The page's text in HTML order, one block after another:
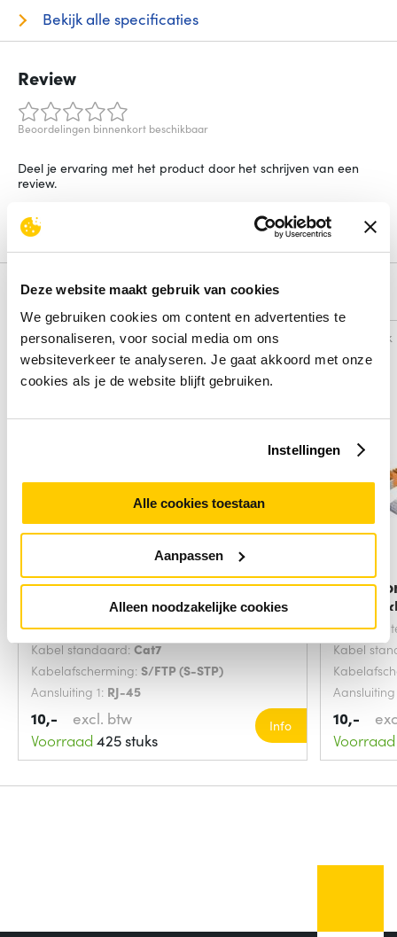
Deze website maakt gebruik van cookies
We gebruiken cookies om content en advertenties te
personaliseren, voor social media om ons
websiteverkeer te analyseren. Je gaat akkoord met onze
cookies als je de website blijft gebruiken.
Instellingen
Alle cookies toestaan
Aanpassen
Alleen noodzakelijke cookies
Bekijk alle specificaties
Review
Beoordelingen binnenkort beschikbaar
Deel je ervaring met het product door het schrijven van een
review.
Schrijf een review
Alternatieven
Vergelijk
Microconnect SFTP702G
netwerkkabel Groen 2
Snoerlengte:2 Meters
Kabel standaard: Cat7
Kabelafscherming: S/FTP (S-STP)
Aansluiting 1: RJ-45
10,-
excl. btw
Voorraad 425 stuks
Info
Vergelijk
Kabel
10,-
Voorraad